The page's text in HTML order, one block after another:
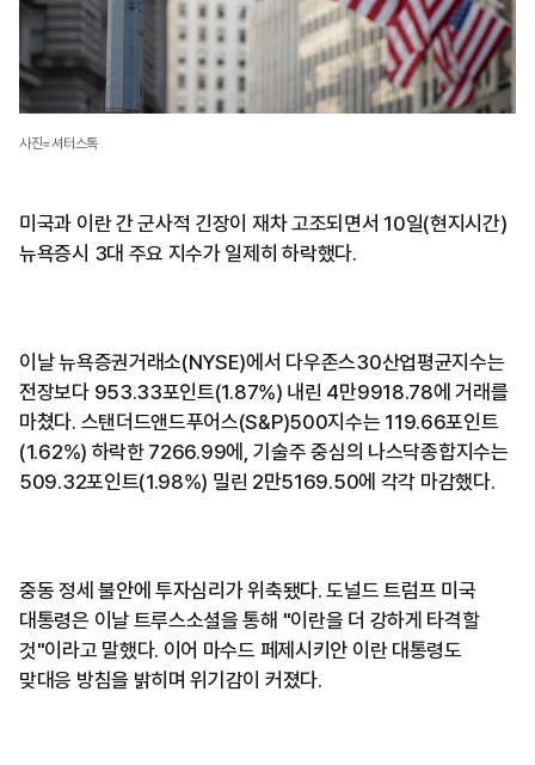
사진=셔터스톡
미국과 이란 간 군사적 긴장이 재차 고조되면서 10일(현지시간)
뉴욕증시 3대 주요 지수가 일제히 하락했다.
이날 뉴욕증권거래소(NYSE)에서 다우존스30산업평균지수는
전장보다 953.33포인트(1.87%) 내린 4만9918.78에 거래를
마쳤다. 스탠더드앤드푸어스(S&P)500지수는 119.66포인트
(1.62%) 하락한 7266.99에, 기술주 중심의 나스닥종합지수는
509.32포인트(1.98%) 밀린 2만5169.50에 각각 마감했다.
중동 정세 불안에 투자심리가 위축됐다. 도널드 트럼프 미국
대통령은 이날 트루스소셜을 통해 "이란을 더 강하게 타격할
것"이라고 말했다. 이어 마수드 페제시키안 이란 대통령도
맞대응 방침을 밝히며 위기감이 커졌다.